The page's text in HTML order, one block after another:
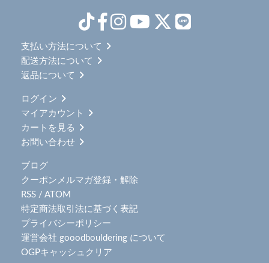
支払い方法について
配送方法について
返品について
ログイン
マイアカウント
カートを見る
お問い合わせ
ブログ
クーポンメルマガ登録・解除
RSS / ATOM
特定商法取引法に基づく表記
プライバシーポリシー
運営会社 gooodbouldering について
OGPキャッシュクリア